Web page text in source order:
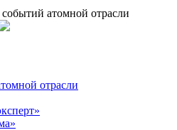
атомной отрасли
отрасли